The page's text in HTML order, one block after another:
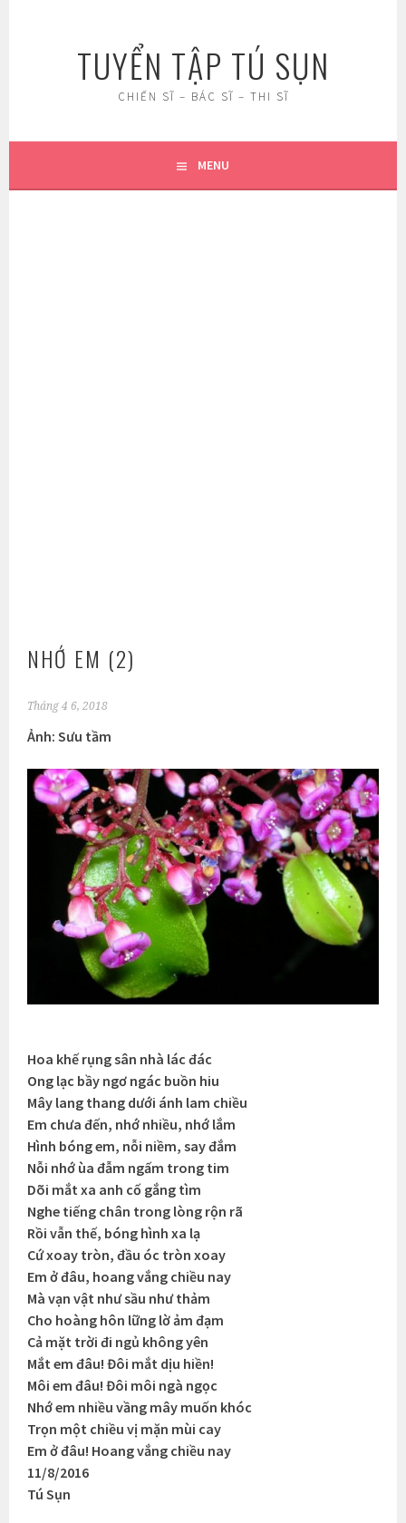
TUYỂN TẬP TÚ SỤN
CHIẾN SĨ – BÁC SĨ – THI SĨ
MENU
NHỚ EM (2)
Tháng 4 6, 2018
Ảnh: Sưu tầm
Hoa khế rụng sân nhà lác đác
Ong lạc bầy ngơ ngác buồn hiu
Mây lang thang dưới ánh lam chiều
Em chưa đến, nhớ nhiều, nhớ lắm
Hình bóng em, nỗi niềm, say đắm
Nỗi nhớ ùa đẫm ngấm trong tim
Dõi mắt xa anh cố gắng tìm
Nghe tiếng chân trong lòng rộn rã
Rồi vẫn thế, bóng hình xa lạ
Cứ xoay tròn, đầu óc tròn xoay
Em ở đâu, hoang vắng chiều nay
Mà vạn vật như sầu như thảm
Cho hoàng hôn lững lờ ảm đạm
Cả mặt trời đi ngủ không yên
Mắt em đâu! Đôi mắt dịu hiền!
Môi em đâu! Đôi môi ngà ngọc
Nhớ em nhiều vầng mây muốn khóc
Trọn một chiều vị mặn mùi cay
Em ở đâu! Hoang vắng chiều nay
11/8/2016
Tú Sụn